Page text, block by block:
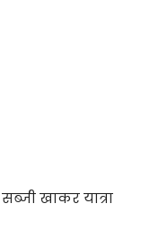
खाकर यात्रा